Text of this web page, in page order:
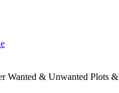
Wanted & Unwanted Plots